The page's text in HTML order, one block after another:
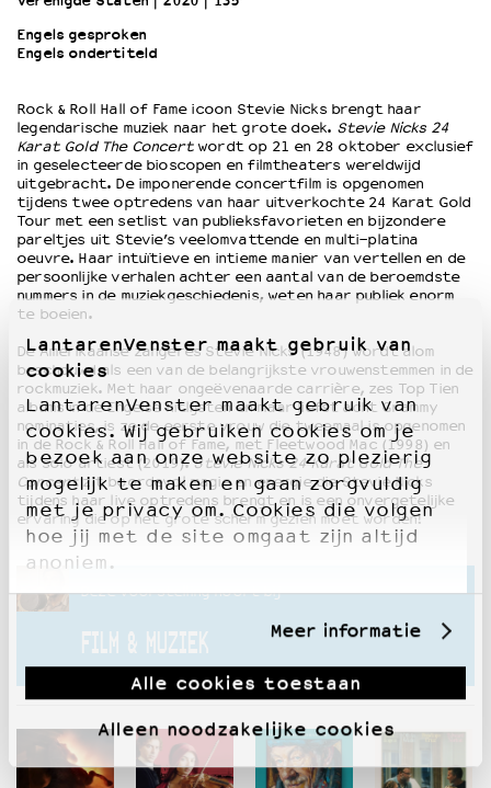
LantarenVenster maakt gebruik van
cookies
LantarenVenster maakt gebruik van
cookies. Wij gebruiken cookies om je
bezoek aan onze website zo plezierig
mogelijk te maken en gaan zorgvuldig
met je privacy om. Cookies die volgen
hoe jij met de site omgaat zijn altijd
anoniem.
Meer informatie
Alle cookies toestaan
Alleen noodzakelijke cookies
OVER LANTARENVENSTER
Werken bij
Wie is wie
Word vriend
Historie
Partners
Huisregels
Privacyverklaring
Integriteits- en gedragscode
Duurzaamheid
Culturele boycot Israël
Ruimte voor artistieke vrijheid – VNPF
Engels gesproken
Engels ondertiteld
Rock & Roll Hall of Fame icoon Stevie Nicks brengt haar
legendarische muziek naar het grote doek. Stevie Nicks 24
Karat Gold The Concertwordt op 21 en 28 oktober exclusief
in geselecteerde bioscopen en filmtheaters wereldwijd
uitgebracht. De imponerende concertfilm is opgenomen
tijdens twee optredens van haar uitverkochte 24 Karat Gold
Tour met een setlist van publieksfavorieten en bijzondere
pareltjes uit Stevie’s veelomvattende en multi-platina
oeuvre. Haar intuïtieve en intieme manier van vertellen en de
persoonlijke verhalen achter een aantal van de beroemdste
nummers in de muziekgeschiedenis, weten haar publiek enorm
te boeien.
De Amerikaanse zangeres Stevie Nicks (1948) wordt alom
beschouwd als een van de belangrijkste vrouwenstemmen in de
rockmuziek. Met haar ongeëvenaarde carrière, zes Top Tien
albums in de Engelse hitlijsten en maar liefst acht Grammy
nominaties, is ze de eerste vrouw die tweemaal is opgenomen
in de Rock & Roll Hall of Fame, met Fleetwood Mac (1998) en
als solo artiest (2019).Stevie Nicks 24 Karat Gold The
Concertzit boordevol magie en energie die Stevie Nicks
tijdens haar live optredens brengt en is een onvergetelijke
ervaring die op het grote scherm gezien moet worden!
Deze voorstelling hoort bij
FILM & MUZIEK